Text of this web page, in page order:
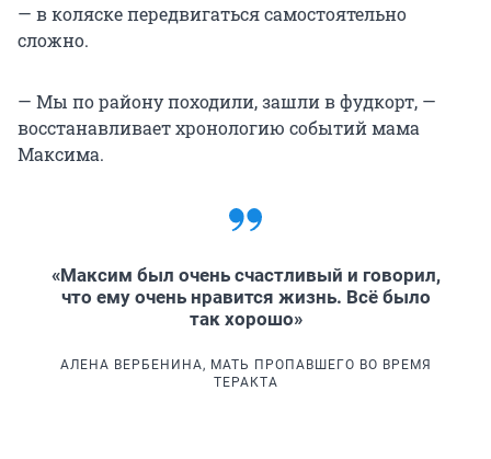
— в коляске передвигаться самостоятельно
сложно.
— Мы по району походили, зашли в фудкорт, —
восстанавливает хронологию событий мама
Максима.
«Максим был очень счастливый и говорил,
что ему очень нравится жизнь. Всё было
так хорошо»
АЛЕНА ВЕРБЕНИНА, МАТЬ ПРОПАВШЕГО ВО ВРЕМЯ
ТЕРАКТА